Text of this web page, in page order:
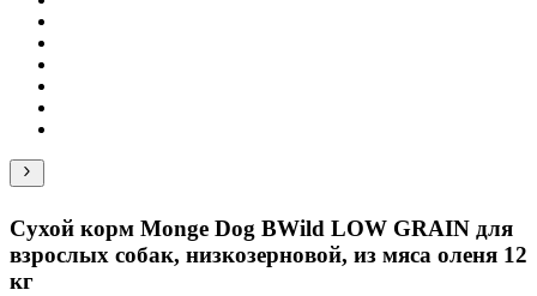
Сухой корм Monge Dog BWild LOW GRAIN для
взрослых собак, низкозерновой, из мяса оленя 12
кг